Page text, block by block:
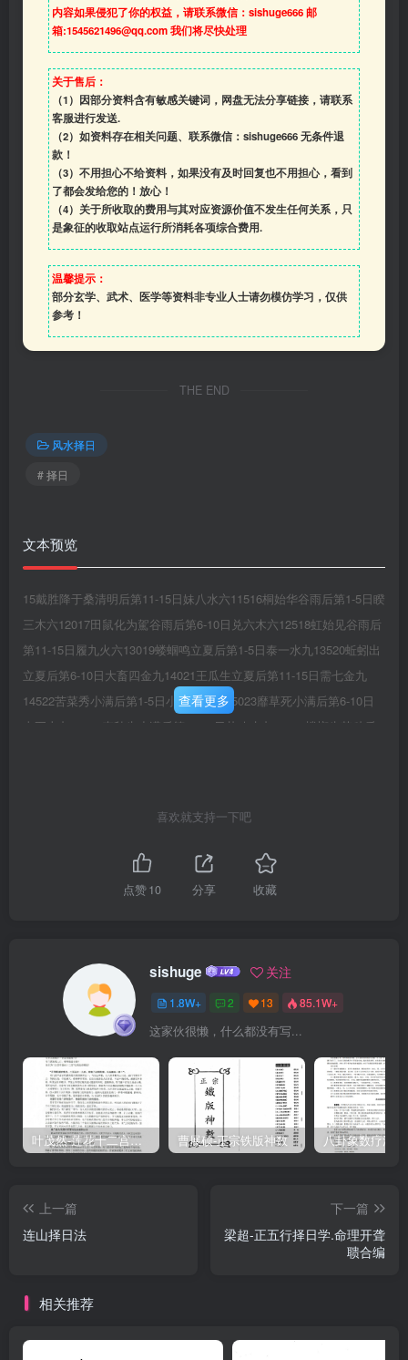
内容如果侵犯了你的权益，请联系微信：sishuge666 邮
箱:1545621496@qq.com 我们将尽快处理
关于售后：
（1）因部分资料含有敏感关键词，网盘无法分享链接，请联系
客服进行发送.
（2）如资料存在相关问题、联系微信：sishuge666 无条件退
款！
（3） 不用担心不给资料，如果没有及时回复也不用担心，看到
了都会发给您的！放心！
（4） 关于所收取的费用与其对应资源价值不发生任何关系，只
是象征的收取站点运行所消耗各项综合费用.
温馨提示：
部分玄学、武术、医学等资料非专业人士请勿模仿学习，仅供
参考！
THE END
风水择日
# 择日
文本预览
15戴胜降于桑清明后第11-15日妹八水六11516桐始华谷雨后第1-5日睽
三木六12017田鼠化为駕谷雨后第6-10日兑六木六12518虹始见谷雨后
第11-15日履九火六13019蝼蝈鸣立夏后第1-5日泰一水九13520蚯蚓出
立夏后第6-10日大畜四金九14021王瓜生立夏后第11-15日需七金九
14522苦菜秀小满后第1-5日小畜二火九15023靡草死小满后第6-10日
太五土九15524麦秋生小满后第11-15日壮八水九16025螳螂生芒种后
日鼎三木二19031温风至小暑后第1-5日恒八水二19532蟋蟀居壁小暑
后第6-10日太十土二20033鹰乃学习小暑后第11-15日巽二火二20534
腐草为蠲大暑后第1-5日井七金二21035土润溽暑大暑后第6-10日蛊四
天地始肃处暑后第6-10日太五土七2452
查看更多
喜欢就支持一下吧
点赞10 分享 收藏
sishuge 关注
1.8W+ 2 13 85.1W+
这家伙很懒，什么都没有写...
叶茂然-莲花十二宫佛家奇门面授及答疑 曹展硕-正宗铁版神数
上一篇
连山择日法
下一篇
梁超-正五行择日学.命理开聋
聩合编
相关推荐